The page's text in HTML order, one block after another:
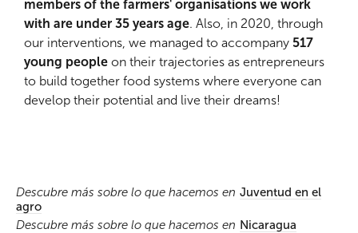
members of the farmers' organisations we work
with are under 35 years age. Also, in 2020, through
our interventions, we managed to accompany 517
young people on their trajectories as entrepreneurs
to build together food systems where everyone can
develop their potential and live their dreams!
Descubre más sobre lo que hacemos en Juventud en el
agro
Descubre más sobre lo que hacemos en Nicaragua